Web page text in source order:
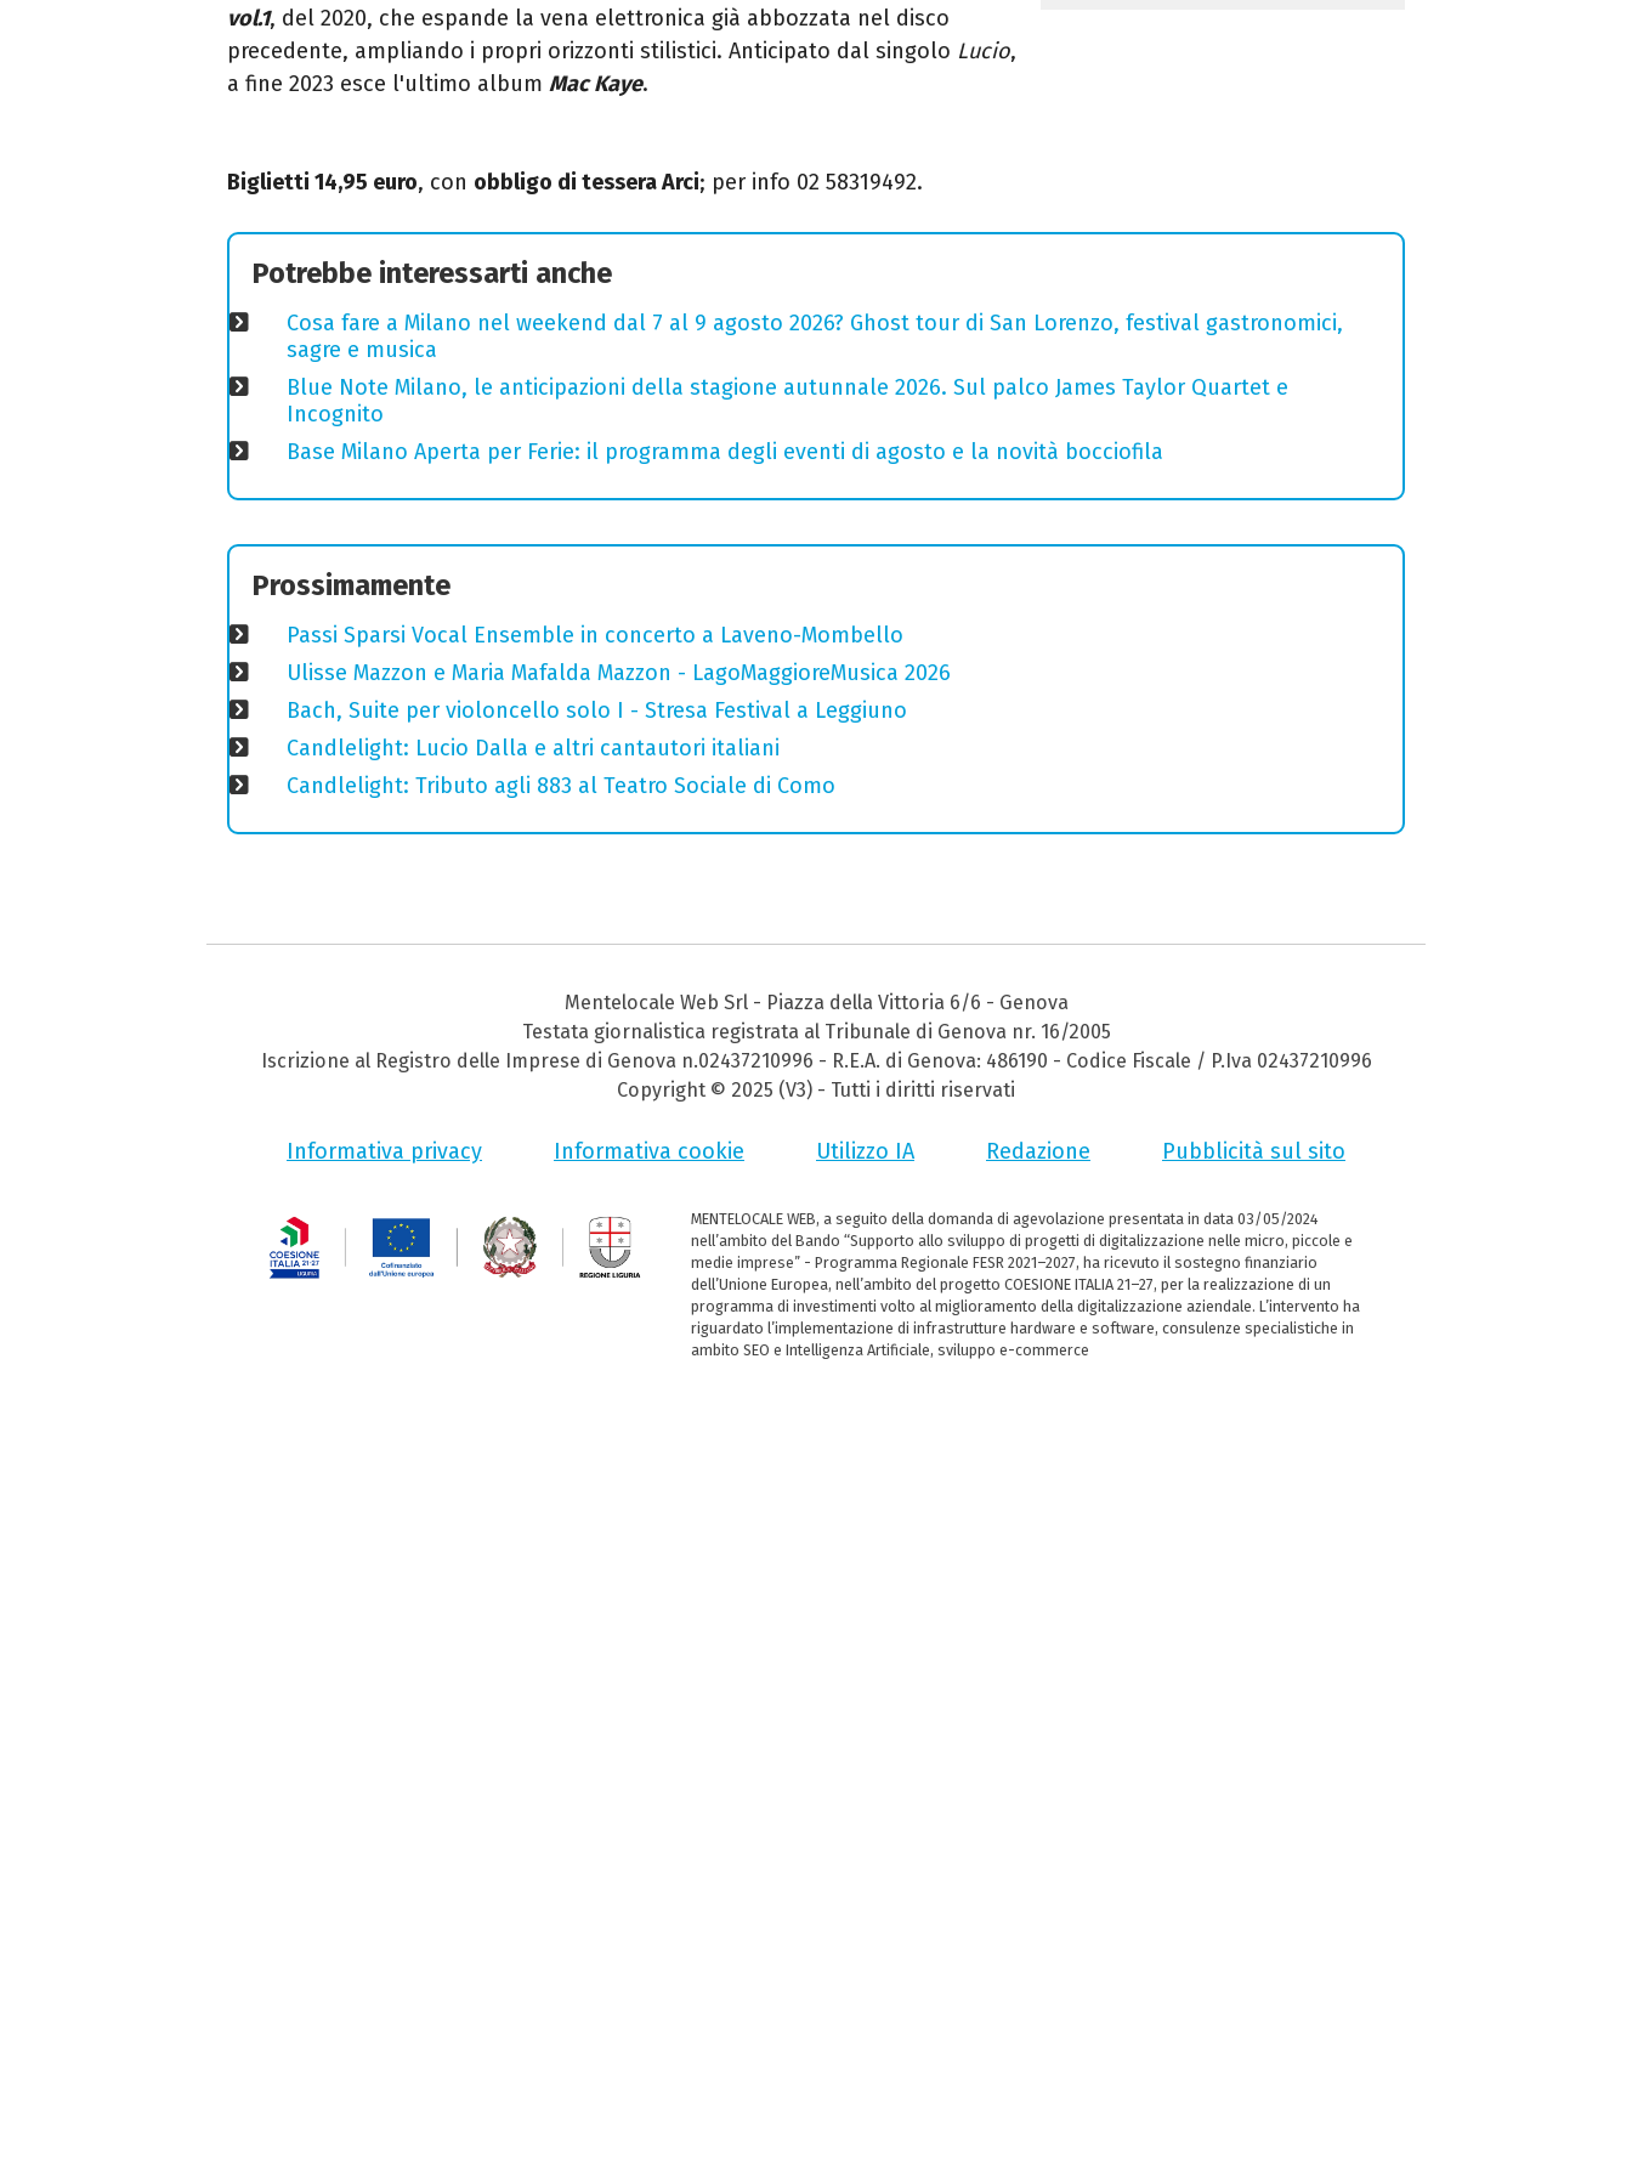
vol.1, del 2020, che espande la vena elettronica già abbozzata nel disco
precedente, ampliando i propri orizzonti stilistici. Anticipato dal singolo Lucio,
a fine 2023 esce l'ultimo album Mac Kaye.
Biglietti 14,95 euro, con obbligo di tessera Arci; per info 02 58319492.
Potrebbe interessarti anche
Cosa fare a Milano nel weekend dal 7 al 9 agosto 2026? Ghost tour di San Lorenzo, festival gastronomici,
sagre e musica
Blue Note Milano, le anticipazioni della stagione autunnale 2026. Sul palco James Taylor Quartet e
Incognito
Base Milano Aperta per Ferie: il programma degli eventi di agosto e la novità bocciofila
Prossimamente
Passi Sparsi Vocal Ensemble in concerto a Laveno-Mombello
Ulisse Mazzon e Maria Mafalda Mazzon - LagoMaggioreMusica 2026
Bach, Suite per violoncello solo I - Stresa Festival a Leggiuno
Candlelight: Lucio Dalla e altri cantautori italiani
Candlelight: Tributo agli 883 al Teatro Sociale di Como
Mentelocale Web Srl - Piazza della Vittoria 6/6 - Genova
Testata giornalistica registrata al Tribunale di Genova nr. 16/2005
Iscrizione al Registro delle Imprese di Genova n.02437210996 - R.E.A. di Genova: 486190 - Codice Fiscale / P.Iva 02437210996
Copyright © 2025 (V3) - Tutti i diritti riservati
Informativa privacy Informativa cookie Utilizzo IA Redazione Pubblicità sul sito
MENTELOCALE WEB, a seguito della domanda di agevolazione presentata in data 03/05/2024
nell’ambito del Bando “Supporto allo sviluppo di progetti di digitalizzazione nelle micro, piccole e
medie imprese” - Programma Regionale FESR 2021–2027, ha ricevuto il sostegno finanziario
dell’Unione Europea, nell’ambito del progetto COESIONE ITALIA 21–27, per la realizzazione di un
programma di investimenti volto al miglioramento della digitalizzazione aziendale. L’intervento ha
riguardato l’implementazione di infrastrutture hardware e software, consulenze specialistiche in
ambito SEO e Intelligenza Artificiale, sviluppo e-commerce